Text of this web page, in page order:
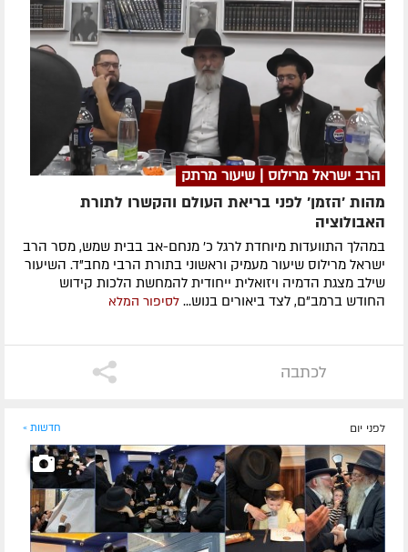
הרב ישראל מרילוס | שיעור מרתק
מהות 'הזמן' לפני בריאת העולם והקשרו לתורת
האבולוציה
במהלך התוועדות מיוחדת לרגל כ' מנחם-אב בבית שמש, מסר הרב
ישראל מרילוס שיעור מעמיק וראשוני בתורת הרבי מחב"ד. השיעור
שילב מצגת הדמיה ויזואלית ייחודית להמחשת הלכות קידוש
החודש ברמב"ם, לצד ביאורים בנוש... לסיפור המלא
לכתבה
לפני יום חדשות »